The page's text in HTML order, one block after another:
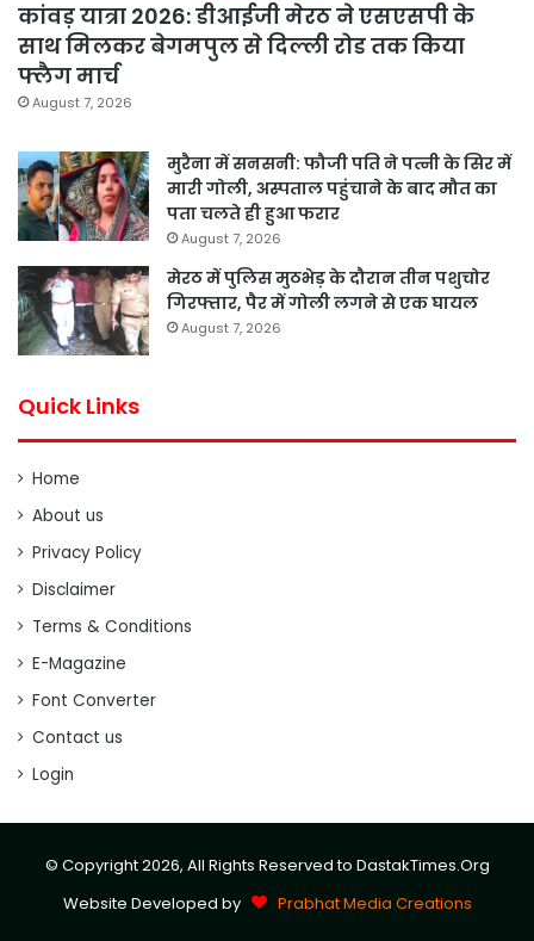
कांवड़ यात्रा 2026: डीआईजी मेरठ ने एसएसपी के
साथ मिलकर बेगमपुल से दिल्ली रोड तक किया
फ्लैग मार्च
August 7, 2026
मुरैना में सनसनी: फौजी पति ने पत्नी के सिर में
मारी गोली, अस्पताल पहुंचाने के बाद मौत का
पता चलते ही हुआ फरार
August 7, 2026
मेरठ में पुलिस मुठभेड़ के दौरान तीन पशुचोर
गिरफ्तार, पैर में गोली लगने से एक घायल
August 7, 2026
Quick Links
Home
About us
Privacy Policy
Disclaimer
Terms & Conditions
E-Magazine
Font Converter
Contact us
Login
© Copyright 2026, All Rights Reserved to DastakTimes.Org
Website Developed by
Prabhat Media Creations